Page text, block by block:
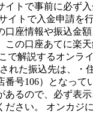
イトで事前に必ず
イトで入金申請を
口座情報や振込金
この口座あてに楽
で解説するオンラ
れた振込先は、・
番号106）となっ
あるので、必ず表
ださい。 オンカジ